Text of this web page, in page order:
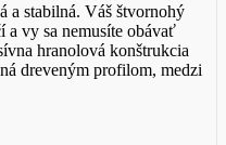
a stabilná. Váš štvornohý
vy sa nemusíte obávať
hranolová konštrukcia
dreveným profilom, medzi